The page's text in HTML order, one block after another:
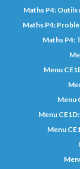
Maths P4:
Maths P4:
Maths P4:
Menu
Menu
Menu
Menu